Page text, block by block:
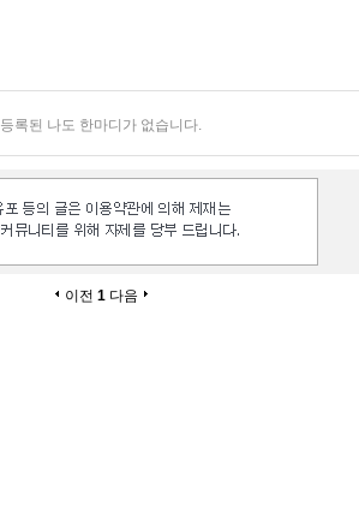
등록된 나도 한마디가 없습니다.
이전 1 다음